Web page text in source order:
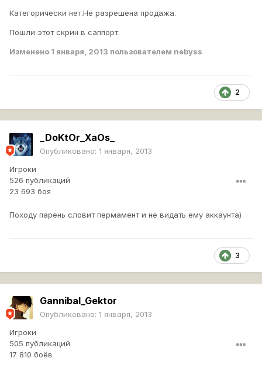
Категорически нет.Не разрешена продажа.
Пошли этот скрин в саппорт.
Изменено 1 января, 2013 пользователем nebyss
2
_DoKtOr_XaOs_
Опубликовано: 1 января, 2013
Игроки
526 публикаций
23 693 боя
Походу парень словит пермамент и не видать ему аккаунта)
3
Gannibal_Gektor
Опубликовано: 1 января, 2013
Игроки
505 публикаций
17 810 боёв